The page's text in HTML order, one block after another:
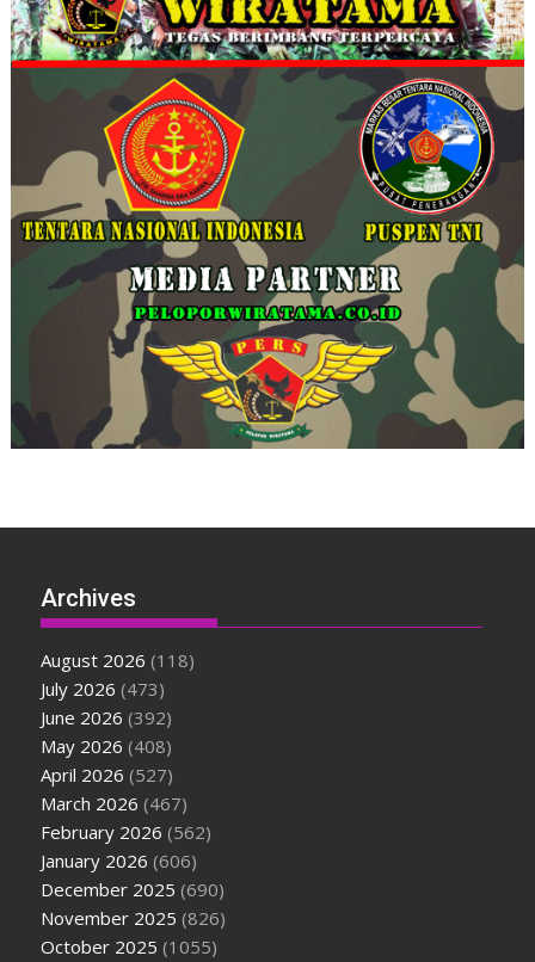
Archives
August 2026 (118)
July 2026 (473)
June 2026 (392)
May 2026 (408)
April 2026 (527)
March 2026 (467)
February 2026 (562)
January 2026 (606)
December 2025 (690)
November 2025 (826)
October 2025 (1055)